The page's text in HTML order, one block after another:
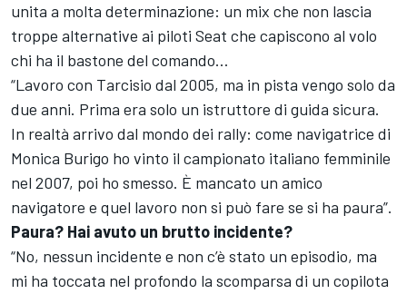
unita a molta determinazione: un mix che non lascia
troppe alternative ai piloti Seat che capiscono al volo
chi ha il bastone del comando…
“Lavoro con Tarcisio dal 2005, ma in pista vengo solo da
due anni. Prima era solo un istruttore di guida sicura.
In realtà arrivo dal mondo dei rally: come navigatrice di
Monica Burigo ho vinto il campionato italiano femminile
nel 2007, poi ho smesso. È mancato un amico
navigatore e quel lavoro non si può fare se si ha paura”.
Paura? Hai avuto un brutto incidente?
“No, nessun incidente e non c’è stato un episodio, ma
mi ha toccata nel profondo la scomparsa di un copilota